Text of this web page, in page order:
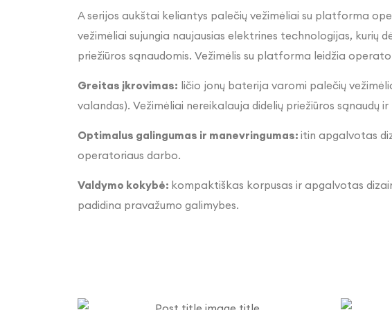
A serijos aukštai keliantys palečių vežimėliai su platforma
vežimėliai sujungia naujausias elektrines technologijas, kurių
priežiūros sąnaudomis. Vežimėlis su platforma leidžia
Greitas įkrovimas: ličio jonų baterija varomi palečių
valandas). Vežimėliai nereikalauja didelių priežiūros
Optimalus galingumas ir manevringumas: itin apgalvotas
operatoriaus darbo.
Valdymo kokybė: kompaktiškas korpusas ir apgalvotas
padidina pravažumo galimybes.